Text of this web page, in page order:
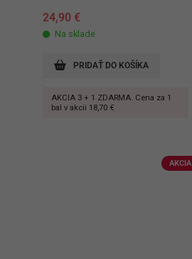
24,90 €
Na sklade
AKCIA 3 + 1 ZDARMA. Cena za 1
bal v akcii 18,70 €
PRIDAŤ DO KOŠÍKA
AKCIA